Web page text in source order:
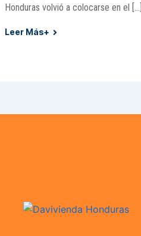
Honduras volvió a colocarse en el […]
Leer Más+